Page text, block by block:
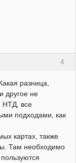
4
разница,
другое не
НТД, все
подходами, как
картах, также
Там необходимо